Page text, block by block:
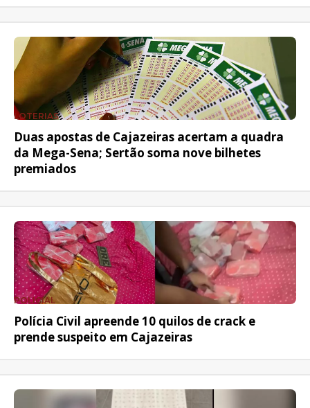
LOTERIAS
Duas apostas de Cajazeiras acertam a quadra
da Mega-Sena; Sertão soma nove bilhetes
premiados
POLICIAL
Polícia Civil apreende 10 quilos de crack e
prende suspeito em Cajazeiras